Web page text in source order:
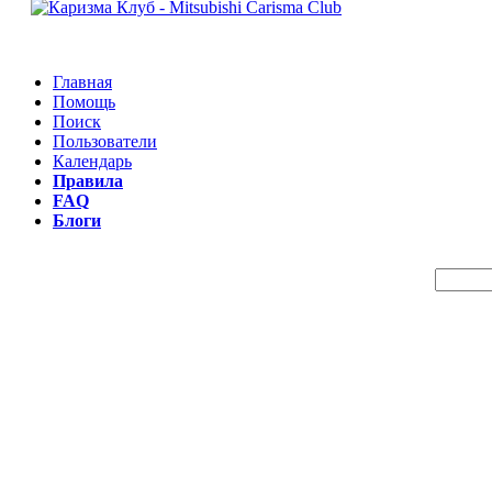
Главная
Помощь
Поиск
Пользователи
Календарь
Правила
FAQ
Блоги